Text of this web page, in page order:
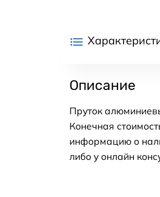
Описание
Пруток
Конечная
информацию о
либо у онлайн